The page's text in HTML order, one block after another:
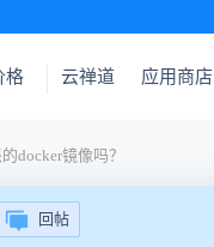
格 云禅道 应用商店
docker镜像吗？
回帖